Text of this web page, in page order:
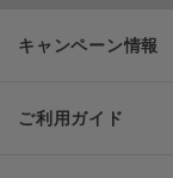
キャンペーン情報
ご利用ガイド